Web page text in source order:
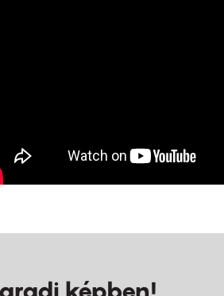
képben!